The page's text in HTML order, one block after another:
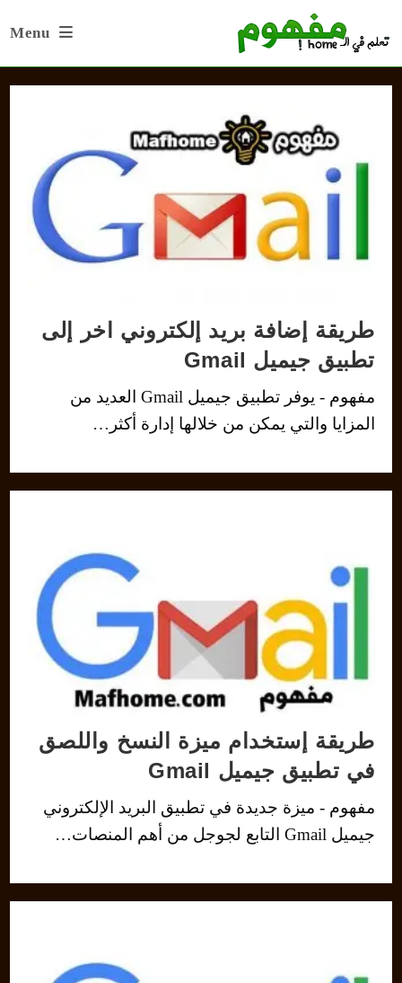
Menu
طريقة إضافة بريد إلكتروني اخر إلى
تطبيق جيميل Gmail
مفهوم - يوفر تطبيق جيميل Gmail العديد من
المزايا والتي يمكن من خلالها إدارة أكثر…
طريقة إستخدام ميزة النسخ واللصق
في تطبيق جيميل Gmail
مفهوم - ميزة جديدة في تطبيق البريد الإلكتروني
جيميل Gmail التابع لجوجل من أهم المنصات…